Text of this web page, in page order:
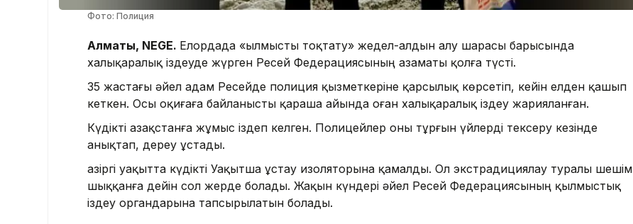
Фото: Полиция
Алматы, NEGE. Елордада «Қылмысты тоқтату» жедел-алдын алу шарасы барысында
халықаралық іздеуде жүрген Ресей Федерациясының азаматы қолға түсті.
35 жастағы әйел адам Ресейде полиция қызметкеріне қарсылық көрсетіп, кейін елден қашып
кеткен. Осы оқиғаға байланысты қараша айында оған халықаралық іздеу жарияланған.
Күдікті Қазақстанға жұмыс іздеп келген. Полицейлер оны тұрғын үйлерді тексеру кезінде
анықтап, дереу ұстады.
Қазіргі уақытта күдікті Уақытша ұстау изоляторына қамалды. Ол экстрадициялау туралы шешім
шыққанға дейін сол жерде болады. Жақын күндері әйел Ресей Федерациясының қылмыстық
іздеу органдарына тапсырылатын болады.